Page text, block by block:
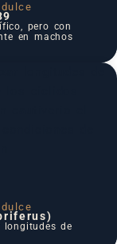
pero con
en machos
longitudes de